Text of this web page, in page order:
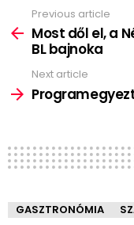
more
Previous article
Most dől el, a
BL bajnoka
Next article
GASZTRONÓMIA